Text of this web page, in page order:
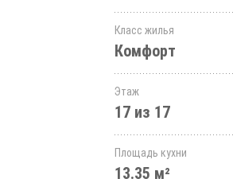
Класс жилья
Комфорт
Этаж
17 из 17
Площадь кухни
13.35 м²